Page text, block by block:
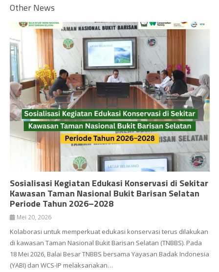
Other News
Sosialisasi Kegiatan Edukasi Konservasi di Sekitar
Kawasan Taman Nasional Bukit Barisan Selatan
Periode Tahun 2026–2028
Mei 20, 2026
Kolaborasi untuk memperkuat edukasi konservasi terus dilakukan
di kawasan Taman Nasional Bukit Barisan Selatan (TNBBS). Pada
18 Mei 2026, Balai Besar TNBBS bersama Yayasan Badak Indonesia
(YABI) dan WCS-IP melaksanakan…